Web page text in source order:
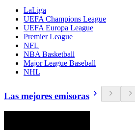
LaLiga
UEFA Champions League
UEFA Europa League
Premier League
NFL
NBA Basketball
Major League Baseball
NHL
Las mejores emisoras